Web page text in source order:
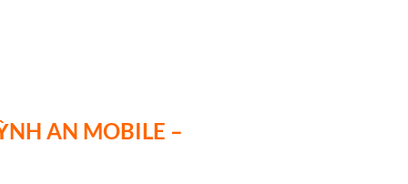
AN MOBILE –